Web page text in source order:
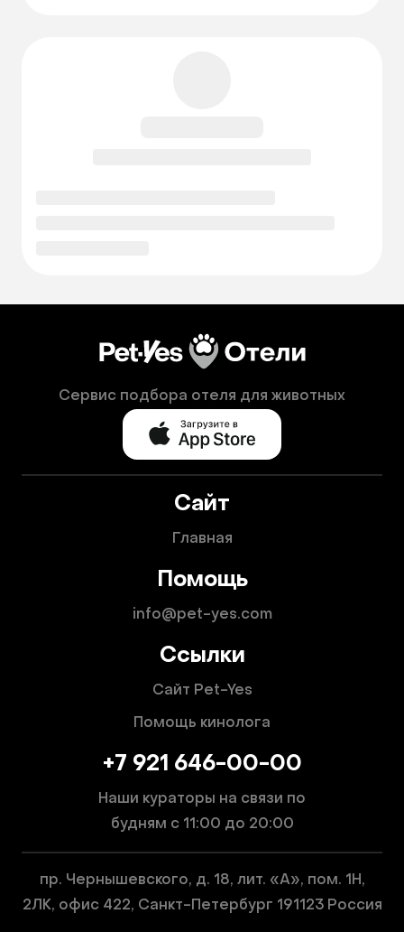
Сервис подбора отеля для животных
Сайт
Главная
Помощь
info@pet-yes.com
Ссылки
Сайт Pet-Yes
Помощь кинолога
+7 921 646-00-00
Наши кураторы на связи по
будням с 11:00 до 20:00
пр. Чернышевского, д. 18, лит. «А», пом. 1Н,
2ЛК, офис 422, Санкт-Петербург 191123 Россия